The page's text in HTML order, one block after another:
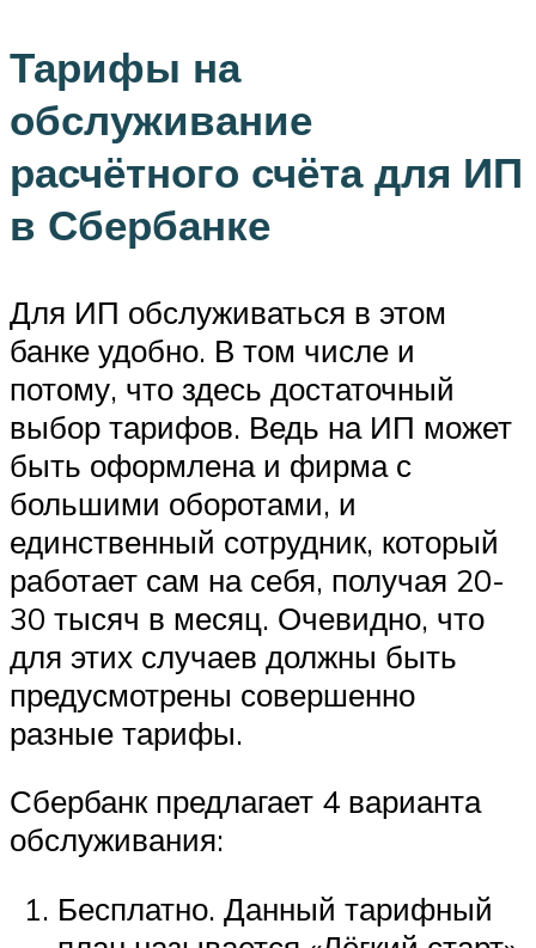
Тарифы на
обслуживание
расчётного счёта для ИП
в Сбербанке
Для ИП обслуживаться в этом
банке удобно. В том числе и
потому, что здесь достаточный
выбор тарифов. Ведь на ИП может
быть оформлена и фирма с
большими оборотами, и
единственный сотрудник, который
работает сам на себя, получая 20-
30 тысяч в месяц. Очевидно, что
для этих случаев должны быть
предусмотрены совершенно
разные тарифы.
Сбербанк предлагает 4 варианта
обслуживания:
Бесплатно. Данный тарифный